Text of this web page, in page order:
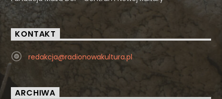
KONTAKT
redakcja@radionowakultura.pl
ARCHIWA